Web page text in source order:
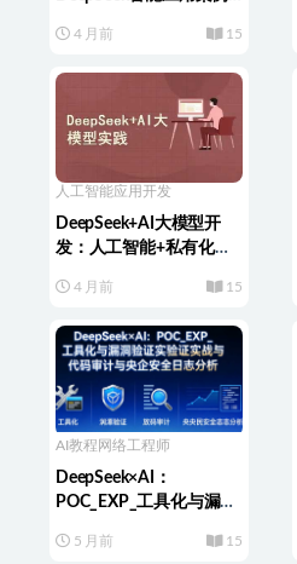
4 月前 15
人工智能 应用开发
DeepSeek+AI大模型开
发：人工智能+私有化部
4 月前 15
AI教程 网络工程师
DeepSeek×AI：
POC_EXP_工具化与漏洞
企安全日志分析
5 月前 15